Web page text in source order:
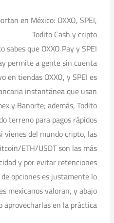
en México: OXXO, SPEI,
Todito Cash y cripto
que OXXO Pay y SPEI
permite a gente sin cuenta
en tiendas OXXO, y SPEI es
instantánea que usan
y Banorte; además, Todito
terreno para pagos rápidos
vienes del mundo cripto, las
ETH/USDT son las más
y por evitar retenciones
opciones es justamente lo
mexicanos valoran, y abajo
aprovecharlas en la práctica.